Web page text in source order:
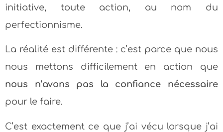
initiative, toute action, au nom du
perfectionnisme.
La réalité est différente : c’est parce que nous
nous mettons difficilement en action que
nous n’avons pas la confiance nécessaire
pour le faire.
C’est exactement ce que j’ai vécu lorsque j’ai